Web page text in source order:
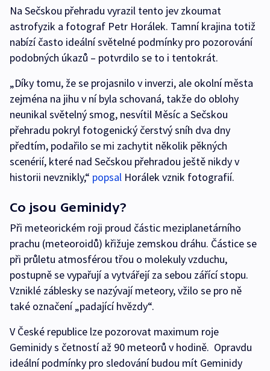
Na Sečskou přehradu vyrazil tento jev zkoumat
astrofyzik a fotograf Petr Horálek. Tamní krajina totiž
nabízí často ideální světelné podmínky pro pozorování
podobných úkazů – potvrdilo se to i tentokrát.
„Díky tomu, že se projasnilo v inverzi, ale okolní města
zejména na jihu v ní byla schovaná, takže do oblohy
neunikal světelný smog, nesvítil Měsíc a Sečskou
přehradu pokryl fotogenický čerstvý sníh dva dny
předtím, podařilo se mi zachytit několik pěkných
scenérií, které nad Sečskou přehradou ještě nikdy v
historii nevznikly,“ popsal Horálek vznik fotografií.
Co jsou Geminidy?
Při meteorickém roji proud částic meziplanetárního
prachu (meteoroidů) křižuje zemskou dráhu. Částice se
při průletu atmosférou třou o molekuly vzduchu,
postupně se vypařují a vytvářejí za sebou zářící stopu.
Vzniklé záblesky se nazývají meteory, vžilo se pro ně
také označení „padající hvězdy“.
V České republice lze pozorovat maximum roje
Geminidy s četností až 90 meteorů v hodině. Opravdu
ideální podmínky pro sledování budou mít Geminidy